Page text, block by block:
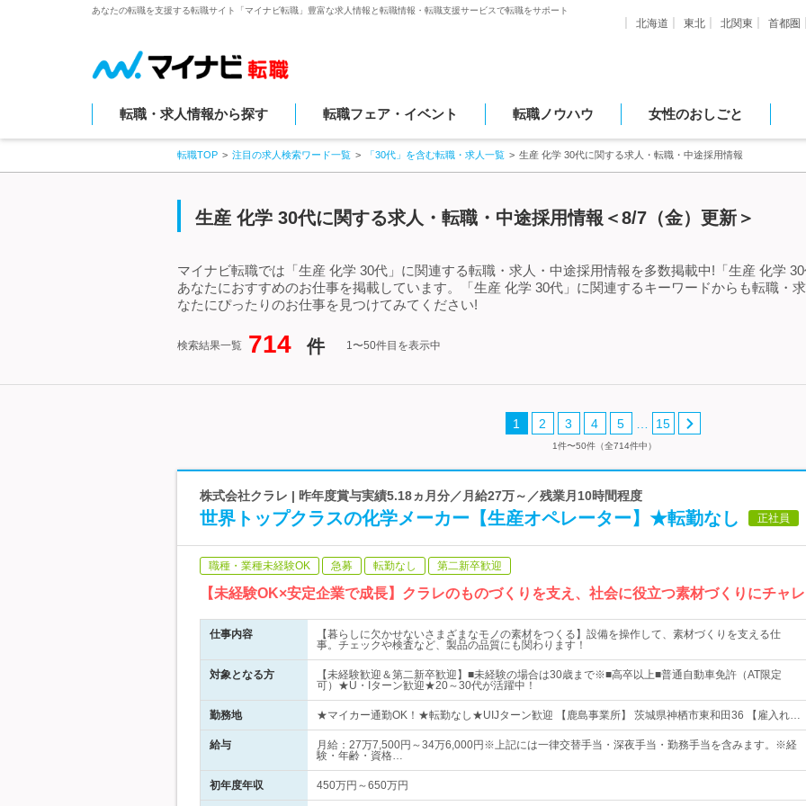
あなたの転職を支援する転職サイト「マイナビ転職」豊富な求人情報と転職情報・転職支援サービスで転職をサポート
北海道 東北 北関東 首都圏
転職・求人情報から探す 転職フェア・イベント 転職ノウハウ 女性のおしごと
転職TOP 注目の求人検索ワード一覧 「30代」を含む転職・求人一覧 生産 化学 30代に関する求人・転職・中途採用情報
生産 化学 30代に関する求人・転職・中途採用情報＜8/7（金）更新＞
マイナビ転職では「生産 化学 30代」に関連する転職・求人・中途採用情報を多数掲載中!「生産 化学
あなたにおすすめのお仕事を掲載しています。「生産 化学 30代」に関連するキーワードからも転職・
なたにぴったりのお仕事を見つけてみてください!
検索結果一覧 714 件 1〜50件目を表示中
1 2 3 4 5 15
1件〜50件（全714件中）
株式会社クラレ | 昨年度賞与実績5.18ヵ月分／月給27万～／残業月10時間程度
世界トップクラスの化学メーカー【生産オペレーター】★転勤なし 正社員
職種・業種未経験OK 急募 転勤なし 第二新卒歓迎
【未経験OK×安定企業で成長】クラレのものづくりを支え、社会に役立つ素材づくりにチャ
仕事内容
【暮らしに欠かせないさまざまなモノの素材をつくる】設備を操作して、素材づくりを支える仕
事。チェックや検査など、製品の品質にも関わります！
対象となる方
【未経験歓迎＆第二新卒歓迎】■未経験の場合は30歳まで※■高卒以上■普通自動車免許（AT限定
可）★U・Iターン歓迎★20～30代が活躍中！
勤務地 ★マイカー通勤OK！★転勤なし★UIJターン歓迎 【鹿島事業所】 茨城県神栖市東和田36 【雇入れ…
給与
月給：27万7,500円～34万6,000円※上記には一律交替手当・深夜手当・勤務手当を含みます。※経
験・年齢・資格…
初年度年収 450万円～650万円